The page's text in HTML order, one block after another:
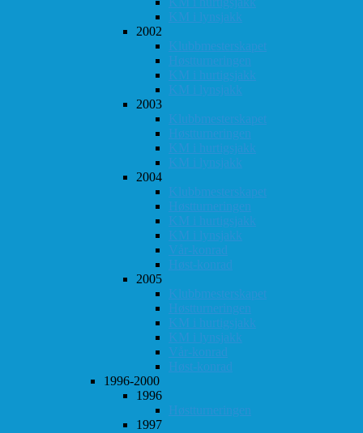
KM i lynsjakk
2002
Klubbmesterskapet
Høstturneringen
KM i hurtigsjakk
KM i lynsjakk
2003
Klubbmesterskapet
Høstturneringen
KM i hurtigsjakk
KM i lynsjakk
2004
Klubbmesterskapet
Høstturneringen
KM i hurtigsjakk
KM i lynsjakk
Vår-konrad
Høst-konrad
2005
Klubbmesterskapet
Høstturneringen
KM i hurtigsjakk
KM i lynsjakk
Vår-konrad
Høst-konrad
1996-2000
1996
Høstturneringen
1997